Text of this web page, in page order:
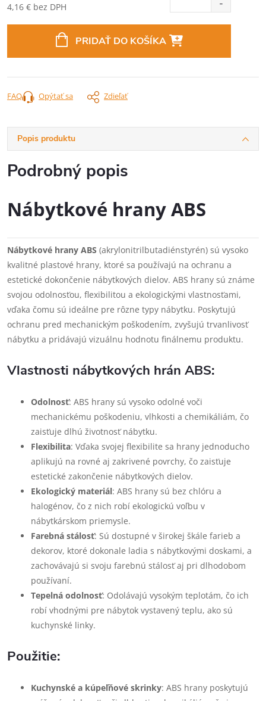
4,16 € bez DPH
PRIDAŤ DO KOŠÍKA
Opýtať sa Zdieľať
FAQ
Popis produktu
Podrobný popis
Nábytkové hrany ABS
Nábytkové hrany ABS (akrylonitrilbutadiénstyrén) sú vysoko
kvalitné plastové hrany, ktoré sa používajú na ochranu a
estetické dokončenie nábytkových dielov. ABS hrany sú známe
svojou odolnosťou, flexibilitou a ekologickými vlastnosťami,
vďaka čomu sú ideálne pre rôzne typy nábytku. Poskytujú
ochranu pred mechanickým poškodením, zvyšujú trvanlivosť
nábytku a pridávajú vizuálnu hodnotu finálnemu produktu.
Vlastnosti nábytkových hrán ABS:
Odolnosť: ABS hrany sú vysoko odolné voči
mechanickému poškodeniu, vlhkosti a chemikáliám, čo
zaisťuje dlhú životnosť nábytku.
Flexibilita: Vďaka svojej flexibilite sa hrany jednoducho
aplikujú na rovné aj zakrivené povrchy, čo zaisťuje
estetické zakončenie nábytkových dielov.
Ekologický materiál: ABS hrany sú bez chlóru a
halogénov, čo z nich robí ekologickú voľbu v
nábytkárskom priemysle.
Farebná stálosť: Sú dostupné v širokej škále farieb a
dekorov, ktoré dokonale ladia s nábytkovými doskami, a
zachovávajú si svoju farebnú stálosť aj pri dlhodobom
používaní.
Tepelná odolnosť: Odolávajú vysokým teplotám, čo ich
robí vhodnými pre nábytok vystavený teplu, ako sú
kuchynské linky.
Použitie:
Kuchynské a kúpeľňové skrinky: ABS hrany poskytujú